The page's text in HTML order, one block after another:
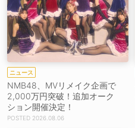
ニュース
NMB48、MVリメイク企画で
2,000万円突破！追加オーク
ション開催決定！
2026.08.06